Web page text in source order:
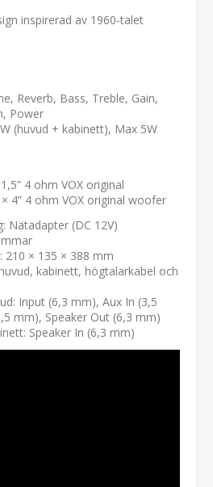
inspirerad av 1960-talet
Reverb, Bass, Treble, Gain,
Power
(huvud + kabinett), Max 5W
4 ohm VOX original
4” 4 ohm VOX original woofer
Nätadapter (DC 12V)
210 × 135 × 388 mm
kabinett, högtalarkabel och
Input (6,3 mm), Aux In (3,5
mm), Speaker Out (6,3 mm)
Speaker In (6,3 mm)